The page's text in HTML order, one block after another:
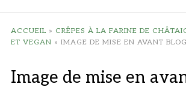
ACCUEIL » CRÊPES À LA FARINE DE
ET VEGAN » IMAGE DE MISE EN AVANT
Image de mise en